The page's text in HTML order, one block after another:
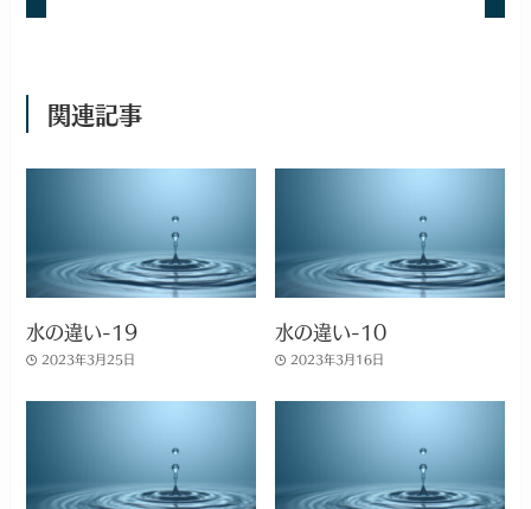
関連記事
水の違い-19
2023年3月25日
水の違い-10
2023年3月16日